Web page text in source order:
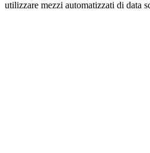
utilizzare mezzi automatizzati di data